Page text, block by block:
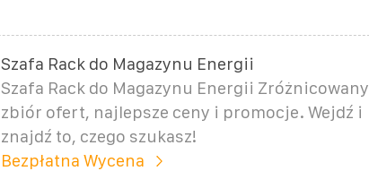
Szafa Rack do Magazynu Energii
Szafa Rack do Magazynu Energii Zróżnicowany
zbiór ofert, najlepsze ceny i promocje. Wejdź i
znajdź to, czego szukasz!
Bezpłatna Wycena